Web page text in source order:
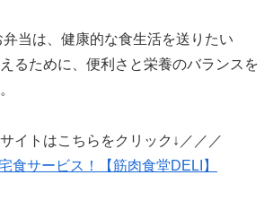
当は、健康的な食生活を送りたい
るために、便利さと栄養のバランスを
イトはこちらをクリック↓／／／
食サービス！【筋肉食堂DELI】